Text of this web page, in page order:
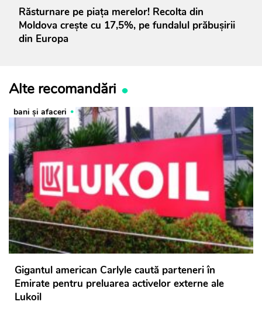
Răsturnare pe piața merelor! Recolta din
Moldova crește cu 17,5%, pe fundalul prăbușirii
din Europa
Alte recomandări
bani și afaceri
Gigantul american Carlyle caută parteneri în
Emirate pentru preluarea activelor externe ale
Lukoil